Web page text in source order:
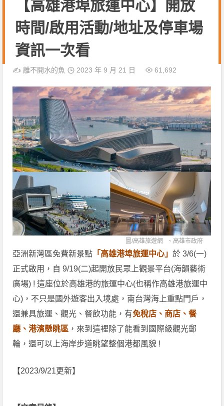
【高雄港埠旅運中心】開放
時間/啟用活動/地址及停車場
資訊一次看
✍️離不開水的魚 2023 年 9 月 21 日 61,692
圖/高雄旅遊網 、 高雄市政府
亞洲新灣區免費新景點 「高雄港埠旅運中心」於 3/6(一)
正式啟用，自 9/19(二)起開放民眾上觀景平台(海韻藝術
廣場) ! 這座位於高雄港的旅運中心(也稱作高雄港旅運中
心)，不只是國外遊客出入境處，南台灣海上重點門戶，
還兼具旅運、觀光、餐飲功能，有免稅店、商店、餐
廳、港濱懸眺區 ，來到這裡除了能看到國際級觀光郵
輪，還可以上海岸步道眺望整個港都風貌 !
【2023/9/21更新】